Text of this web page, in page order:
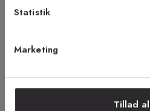
Statistik
Marketing
Tillad